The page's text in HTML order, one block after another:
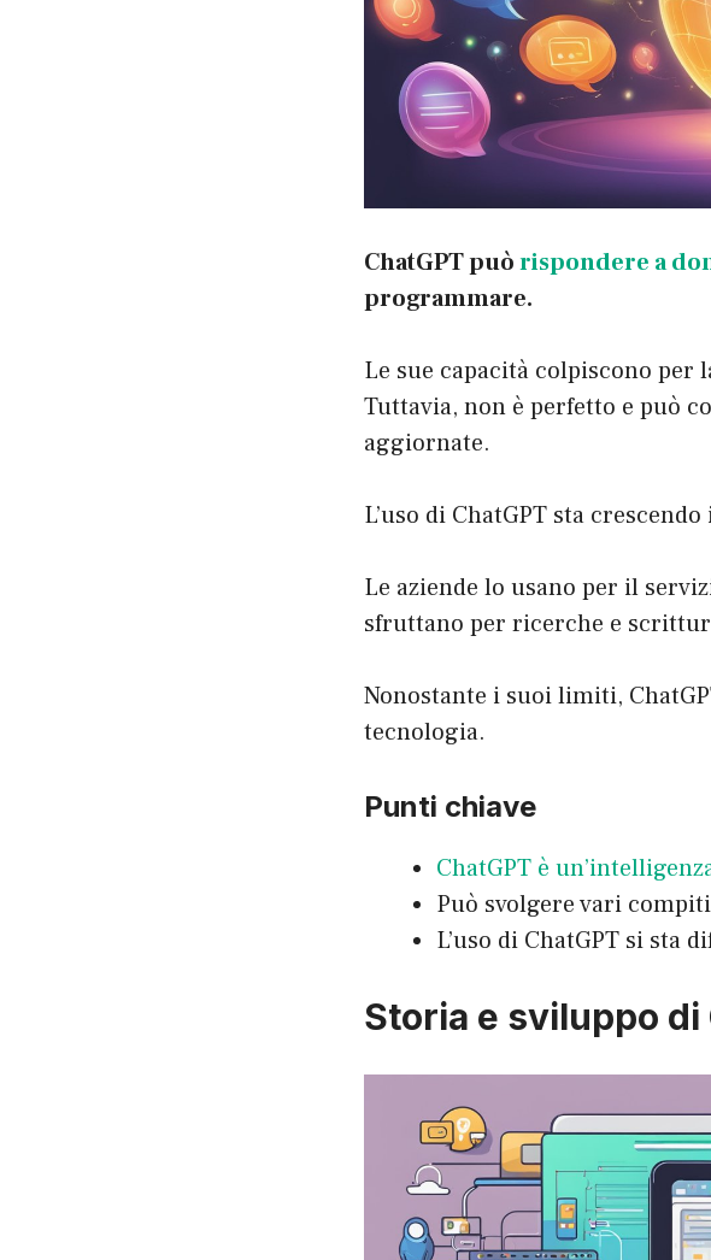
ChatGPT puòrispondere a
programmare.
Le sue capacità colpiscono per
Tuttavia, non è perfetto e può
aggiornate.
L’uso di ChatGPT sta
Le aziende lo usano per il
sfruttano per ricerche e
Nonostante i suoi limiti,
tecnologia.
Punti chiave
ChatGPT è
Può svolgere vari
L’uso di ChatGPT si sta
Storia e sviluppo di